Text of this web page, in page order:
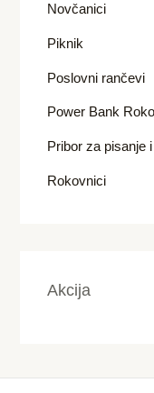
Novčanici
Piknik
Poslovni rančevi
Power Bank
Pribor za pisanje
Rokovnici
Akcija